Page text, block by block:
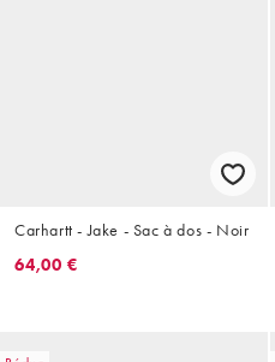
Carhartt - Jake - Sac à dos - Noir
64,00 €